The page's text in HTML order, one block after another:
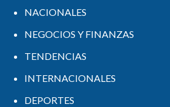
NACIONALES
NEGOCIOS Y FINANZAS
TENDENCIAS
INTERNACIONALES
DEPORTES